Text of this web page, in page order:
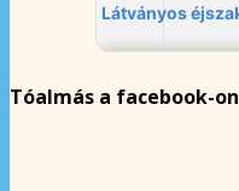
Tóalmás a facebook-on